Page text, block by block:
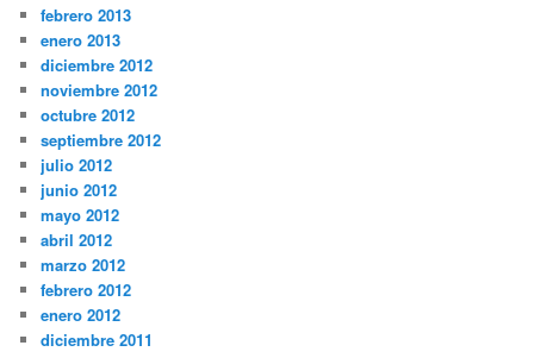
febrero 2013
enero 2013
diciembre 2012
noviembre 2012
octubre 2012
septiembre 2012
julio 2012
junio 2012
mayo 2012
abril 2012
marzo 2012
febrero 2012
enero 2012
diciembre 2011